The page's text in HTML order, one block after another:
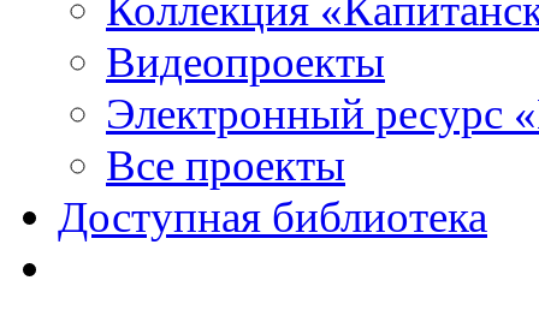
Коллекция
Видеопроекты
Электронный ресурс
Все проекты
Доступная библиотека